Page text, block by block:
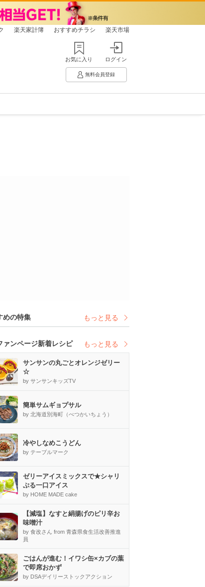
楽天家計簿 おすすめチラシ 楽天市場
お気に入り ログイン
無料会員登録
めの特集 もっと見る
ァンページ新着レシピ もっと見る
サンサンの丸ごとオレンジゼリー
☆
by サンサンキッズTV
簡単サムギョプサル
by 北海道別海町（べつかいちょう）
冷やしなめこうどん
by テーブルマーク
ゼリーアイスミックスで★シャリ
ぷる一口アイス
by HOME MADE cake
【減塩】なすと絹揚げのピリ辛お
味噌汁
by 食改さん from 青森県食生活改善推進
員
ごはんが進む！イワシ缶×カブの葉
で即席おかず
by DSAデイリーストックアクション